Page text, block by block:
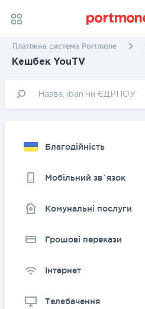
Платіжна система Portmone
Кешбек YouTV
Благодійність
Мобільний зв`язок
Комунальні послуги
Грошовi перекази
Інтернет
Телебачення